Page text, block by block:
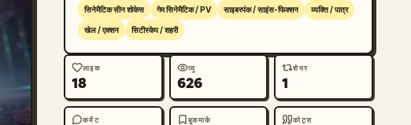
सिनेमैटिक सीन शोकेस गेम सिनेमैटिक / PV साइबरपंक / साइंस-फिक्शन व्यक्ति / पात्र
खेल / एक्शन सिटीस्केप / शहरी
लाइक
18
व्यू
626
शेयर
1
कमेंट बुकमार्क कोट्स